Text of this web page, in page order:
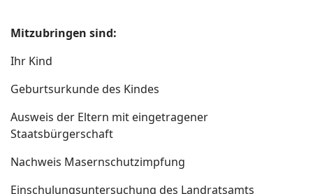
Mitzubringen sind:
Ihr Kind
Geburtsurkunde des Kindes
Ausweis der Eltern mit eingetragener
Staatsbürgerschaft
Nachweis Masernschutzimpfung
Einschulungsuntersuchung des Landratsamts